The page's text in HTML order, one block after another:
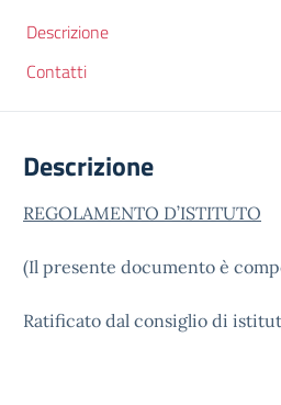
Descrizione
Contatti
Descrizione
REGOLAMENTO D’ISTITUTO
(Il presente documento è
Ratificato dal consiglio di